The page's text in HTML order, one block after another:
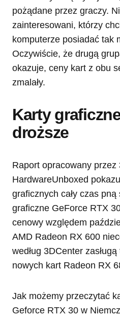
pożądane przez graczy.
zainteresowani, którzy
komputerze posiadać tak
Oczywiście, że drugą
okazuje, ceny kart z obu
zmalały.
Karty
droższe
Raport opracowany przez
HardwareUnboxed
graficznych cały czas
graficzne GeForce RTX
cenowy względem
AMD Radeon RX 600
według 3DCenter
nowych kart Radeon RX
Jak możemy przeczytać
Geforce RTX 30 w